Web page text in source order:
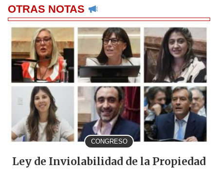
OTRAS NOTAS
CONGRESO
Ley de Inviolabilidad de la Propiedad